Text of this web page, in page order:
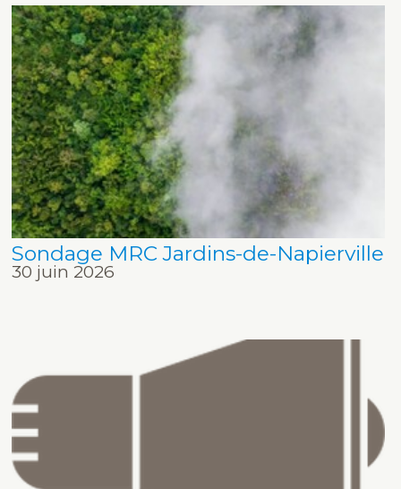
Sondage MRC Jardins-de-Napierville
30 juin 2026